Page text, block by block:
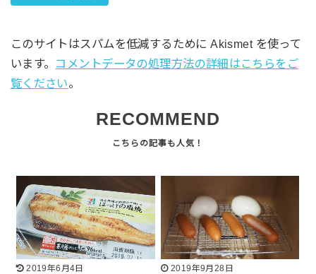
このサイトはスパムを低減するために Akismet を使って
います。 コメントデータの処理方法の詳細はこちらをご
覧ください。
RECOMMEND
2019年6月4日
2019年9月28日